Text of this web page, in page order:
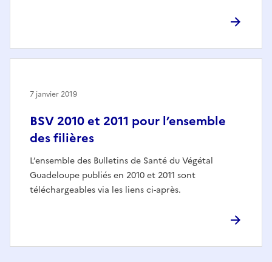
BSV 2010 et 2011 pour l’ensemble
des filières
L’ensemble des Bulletins de Santé du Végétal
Guadeloupe publiés en 2010 et 2011 sont
téléchargeables via les liens ci-après.
7 janvier 2019